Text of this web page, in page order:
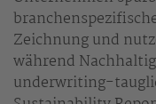
Zeichnung und
während
underwriting-